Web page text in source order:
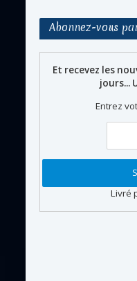
Abonnez-vous
Et recevez les
jours...
Entrez
Livré